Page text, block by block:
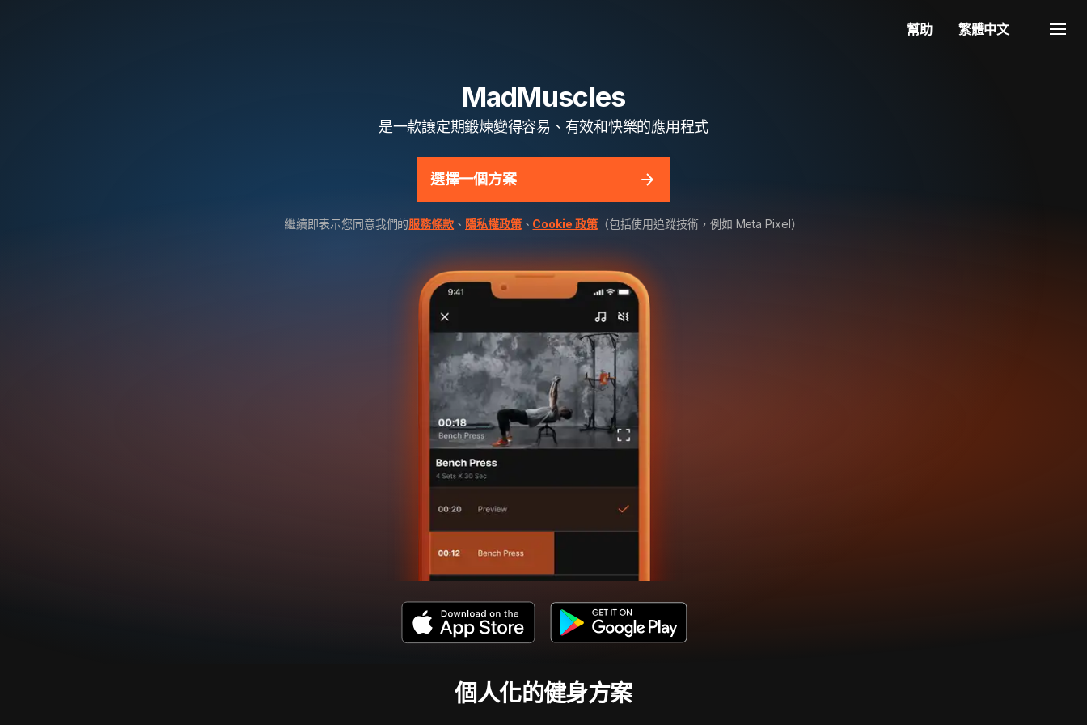
幫助 繁體中文
MadMuscles
是一款讓定期鍛煉變得容易、有效和快樂的應用程式
選擇一個方案
繼續即表示您同意我們的服務條款 、 隱私權政策、 Cookie 政策（包括使用追蹤技術，例如 Meta Pixel）
個人化的健身方案